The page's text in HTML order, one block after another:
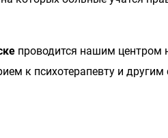
проводится нашим центром
к психотерапевту и другим